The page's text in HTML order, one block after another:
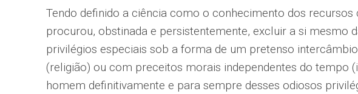
Tendo definido a ciência como o conhecimento dos
procurou, obstinada e persistentemente, excluir a si mesmo
privilégios especiais sob a forma de um pretenso
(religião) ou com preceitos morais independentes do tempo
homem definitivamente e para sempre desses odiosos